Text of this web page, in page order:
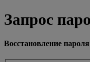
Запрос
Восстановление пароля